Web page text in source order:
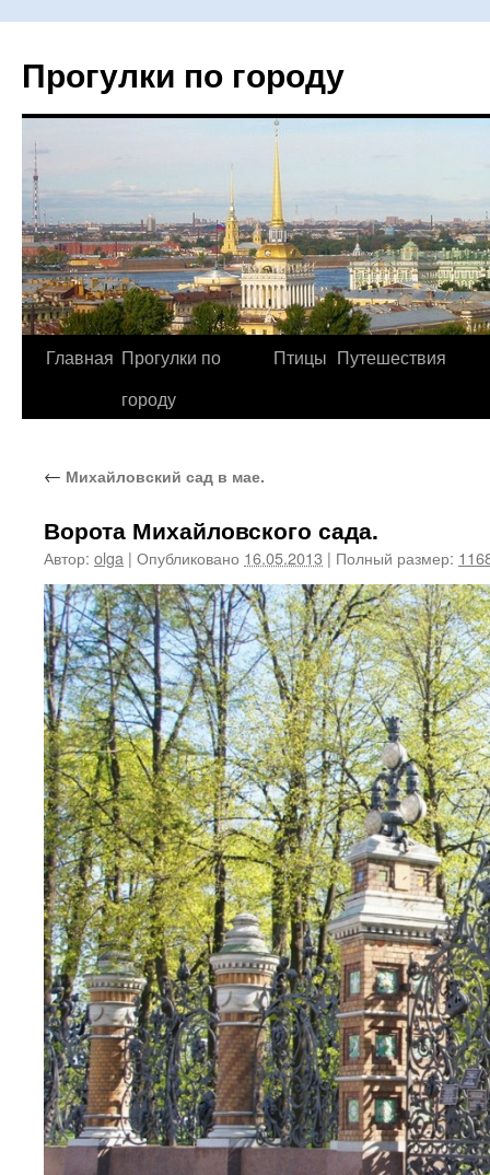
Прогулки по городу
Перейти
Главная Прогулки по
городу
Птицы Путешествия
← Михайловский сад в мае.
Ворота Михайловского сада.
Автор: olga | Опубликовано 16.05.2013 | Полный размер: